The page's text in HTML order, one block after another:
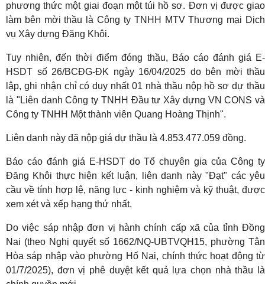
phương thức một giai đoạn một túi hồ sơ. Đơn vị được giao
làm bên mời thầu là Công ty TNHH MTV Thương mại Dịch
vụ Xây dựng Đăng Khôi.
Tuy nhiên, đến thời điểm đóng thầu, Báo cáo đánh giá E-
HSDT số 26/BCĐG-ĐK ngày 16/04/2025 do bên mời thầu
lập, ghi nhận chỉ có duy nhất 01 nhà thầu nộp hồ sơ dự thầu
là "Liên danh Công ty TNHH Đầu tư Xây dựng VN CONS và
Công ty TNHH Một thành viên Quang Hoàng Thịnh".
Liên danh này đã nộp giá dự thầu là 4.853.477.059 đồng.
Báo cáo đánh giá E-HSDT do Tổ chuyên gia của Công ty
Đăng Khôi thực hiện kết luận, liên danh này "Đạt" các yêu
cầu về tính hợp lệ, năng lực - kinh nghiệm và kỹ thuật, được
xem xét và xếp hạng thứ nhất.
Do việc sáp nhập đơn vị hành chính cấp xã của tỉnh Đồng
Nai (theo Nghị quyết số 1662/NQ-UBTVQH15, phường Tân
Hòa sáp nhập vào phường Hố Nai, chính thức hoạt động từ
01/7/2025), đơn vị phê duyệt kết quả lựa chọn nhà thầu là